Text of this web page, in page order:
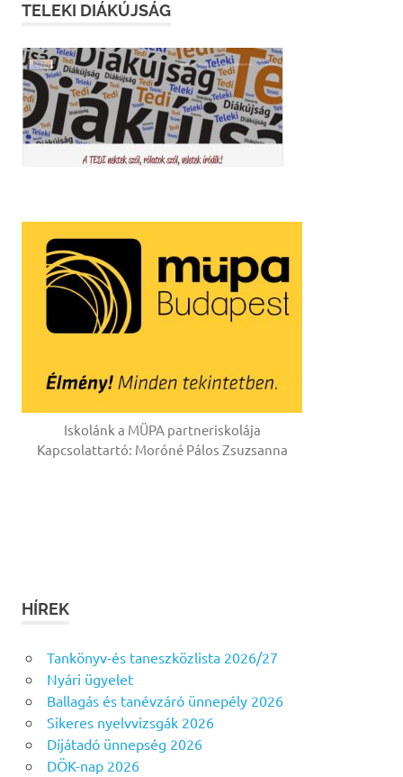
TELEKI DIÁKÚJSÁG
Iskolánk a MÜPA partneriskolája
Kapcsolattartó: Moróné Pálos Zsuzsanna
HÍREK
Tankönyv-és taneszközlista 2026/27
Nyári ügyelet
Ballagás és tanévzáró ünnepély 2026
Sikeres nyelvvizsgák 2026
Díjátadó ünnepség 2026
DÖK-nap 2026